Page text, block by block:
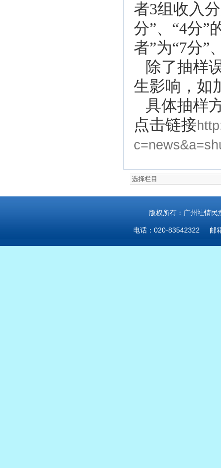
者3组收入
分”、“4分”
者”为“7分”
除了抽样
生影响，如
具体抽样
点击链接
版权所有：广州社情民
电话：020-83542322 邮